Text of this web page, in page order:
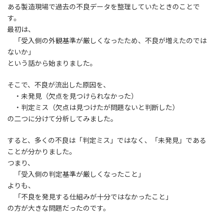
シ
ョ
ン
企
業
ある製造現場で過去の不良データを整理していたときのことで
す。
最初は、
「受入側の外観基準が厳しくなったため、不良が増えたのでは
ないか」
という話から始まりました。
そこで、不良が流出した原因を、
・未発見（欠点を見つけられなかった）
・判定ミス（欠点は見つけたが問題ないと判断した）
の二つに分けて分析してみました。
すると、多くの不良は「判定ミス」ではなく、「未発見」である
ことが分かりました。
つまり、
「受入側の判定基準が厳しくなったこと」
よりも、
「不良を発見する仕組みが十分ではなかったこと」
の方が大きな問題だったのです。